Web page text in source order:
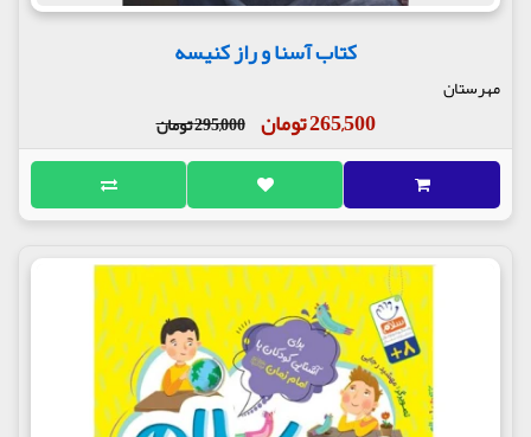
کتاب آسنا و راز کنیسه
مهرستان
265,500 تومان 295,000 تومان